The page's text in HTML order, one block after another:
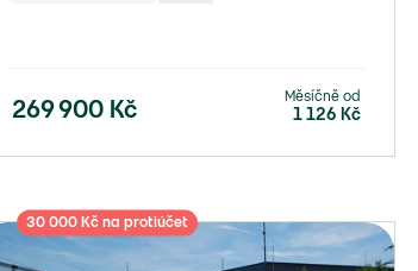
269 900Kč
Měsíčně od
1 126Kč
30 000 Kč na protiúčet